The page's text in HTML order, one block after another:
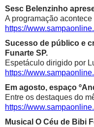
Sesc Belenzinho
A programação
https://
Sucesso de público e
Funarte SP.
Espetáculo dirigido por
https://
Em agosto, espaço
Entre os destaques do
https://
Musical O Céu de Bibi